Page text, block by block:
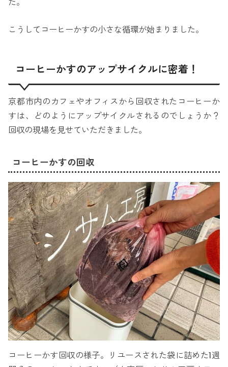
こうしてコーヒーかすの小さな循環が始まりました。
コーヒーかすのアップサイクルに密着！
京都市内のカフェやオフィスから回収されたコーヒーか
すは、どのようにアップサイクルされるのでしょうか？
回収の現場を見せていただきました。
コーヒーかすの回収
コーヒーかす回収の様子。リユースされた袋に詰めた1週